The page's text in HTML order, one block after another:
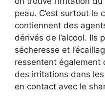
peau. C’est surtout le
contiennent des
dérivés de l’alcool. Ils
sécheresse et
ressentent également
des irritations dans
en contact avec le